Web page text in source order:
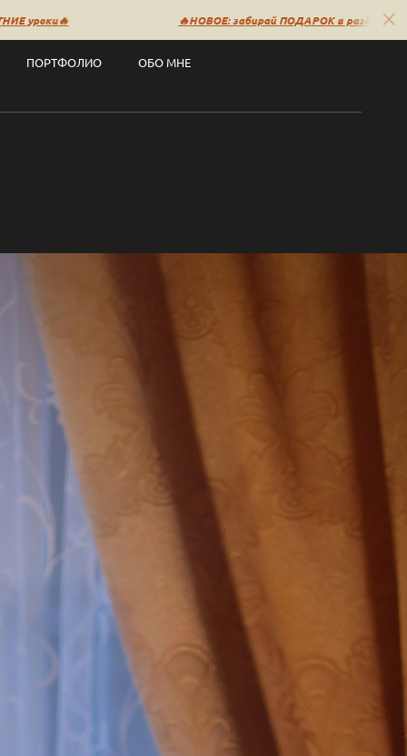
ПОРТФОЛИО
ОБО МНЕ
🔥НОВОЕ: забирай ПОДАРОК в разделе «Уроки» и